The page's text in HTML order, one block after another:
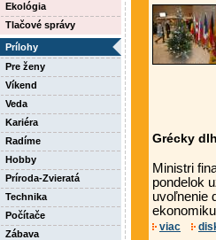
Ekológia
Tlačové správy
Prílohy
Pre ženy
Víkend
Veda
Kariéra
Radíme
Hobby
Príroda-Zvieratá
Technika
Počítače
Zábava
Grécky
Ministri
pondelok
uvoľnenie
viac